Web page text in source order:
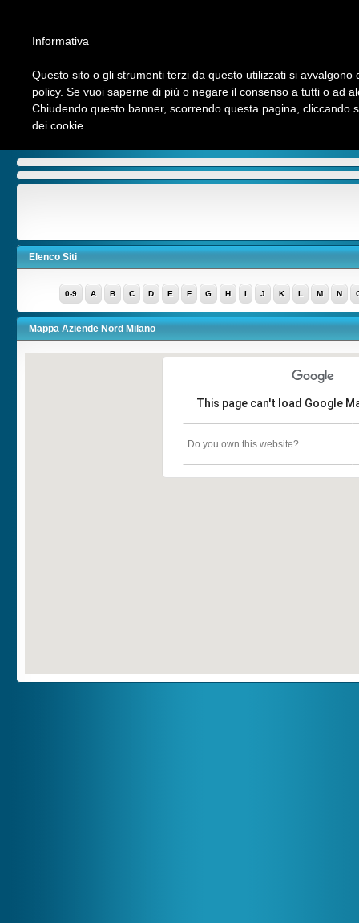
Chi siamo INVIA LINK Contattaci Ultimi Link Top Hits
Elenco Siti
0-9 A B C D E F G H I J K L M N
Mappa Aziende Nord Milano
This page can't load Google
Do you own this website?
Informativa
Questo sito o gli strumenti terzi da questo utilizzati si
policy. Se vuoi saperne di più o negare il consenso a tutti o ad
Chiudendo questo banner, scorrendo questa pagina, cliccando
dei cookie.